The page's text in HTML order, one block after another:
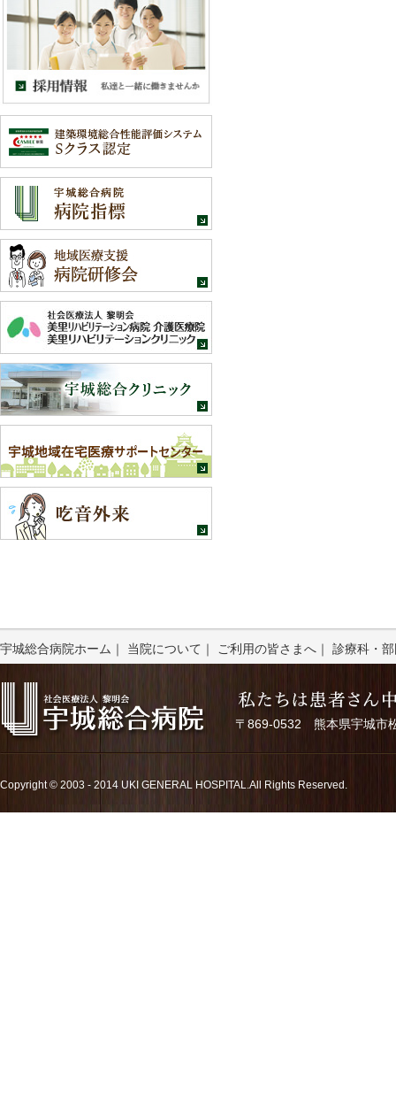
宇城総合病院ホーム ｜ 当院について ｜ ご利用の皆さまへ ｜ 診療科・
〒869-0532 熊本県宇城市
Copyright © 2003 - 2014 UKI GENERAL HOSPITAL.All Rights Reserved.